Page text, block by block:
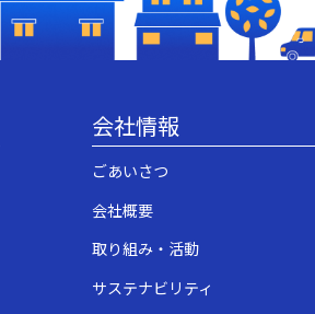
会社情報
ごあいさつ
会社概要
取り組み・活動
サステナビリティ